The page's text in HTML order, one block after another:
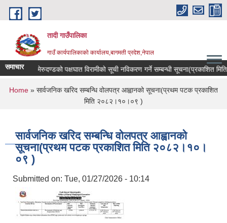
Skip to main content
तादी गाउँपालिका
गाउँ कार्यपालिकाको कार्यालय,बागमती प्रदेश,नेपाल
समाचाररोगी र मेरुदण्डको पक्षघात विरामीको सूची नविकरण गर्ने सम्बन्धी सूचना(प्रकाशित
You are here
Home » सार्वजनिक खरिद सम्बन्धि वोलपत्र आह्वानको सूचना(प्रथम पटक प्रकाशित
मिति २०८२।१०।०९ )
सार्वजनिक खरिद सम्बन्धि वोलपत्र आह्वानको
सूचना(प्रथम पटक प्रकाशित मिति २०८२।१०।
०९ )
Submitted on: Tue, 01/27/2026 - 10:14